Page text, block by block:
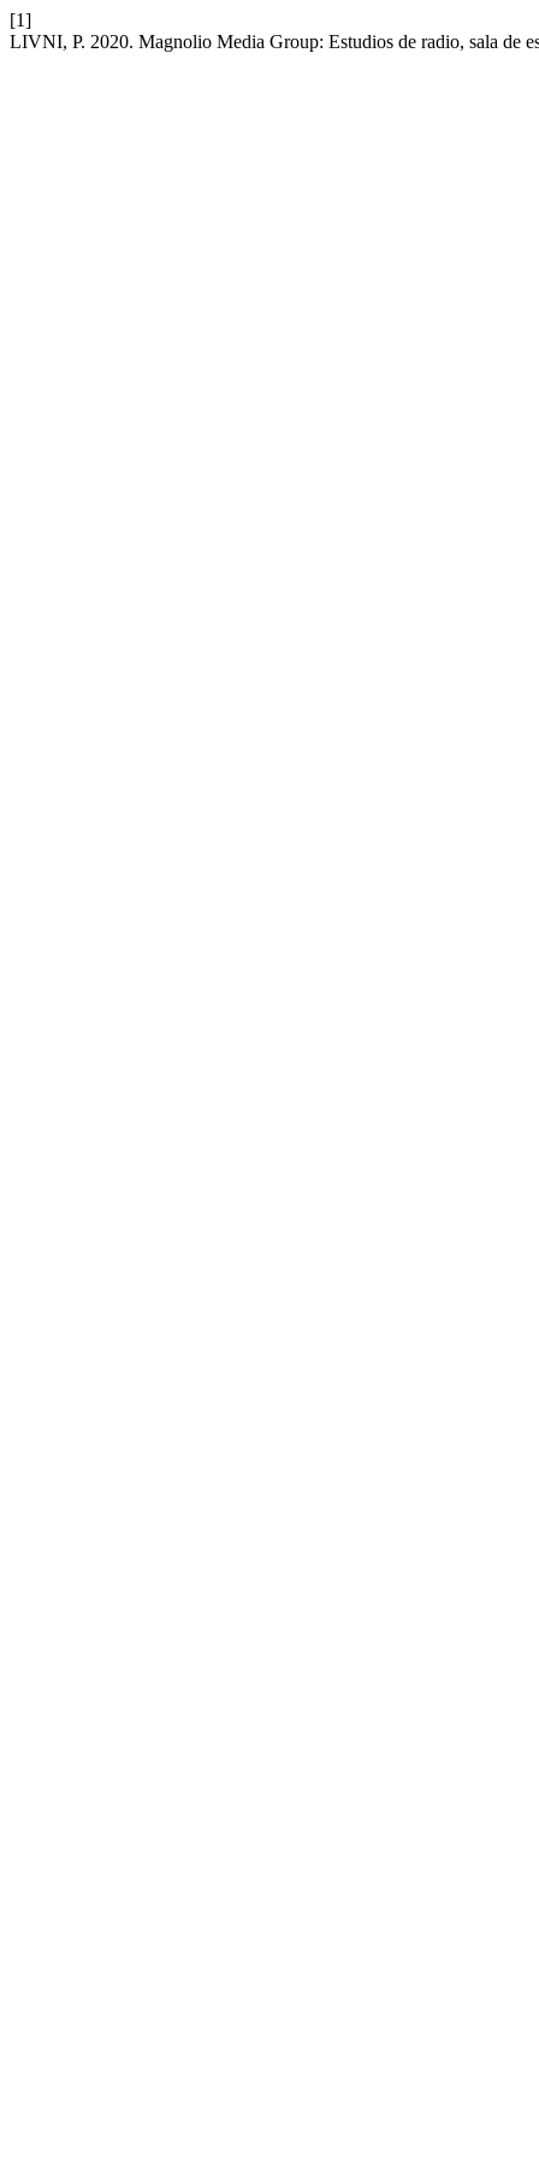
[1]
LIVNI, P. 2020. Magnolio Media Group: Estudios de radio, sala de